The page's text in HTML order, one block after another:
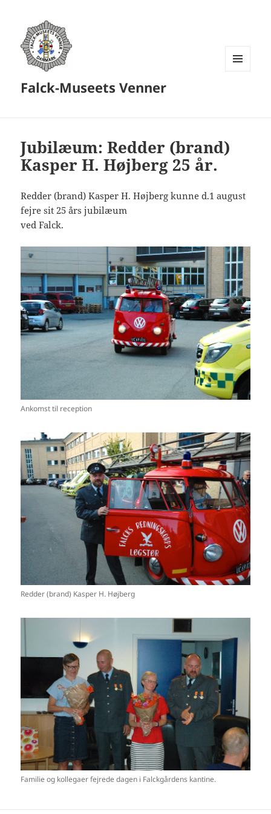
Falck-Museets Venner
Jubilæum: Redder (brand)
Kasper H. Højberg 25 år.
Redder (brand) Kasper H. Højberg kunne d.1 august
fejre sit 25 års jubilæum
ved Falck.
Ankomst til reception
Redder (brand) Kasper H. Højberg
Familie og kollegaer fejrede dagen i Falckgårdens kantine.